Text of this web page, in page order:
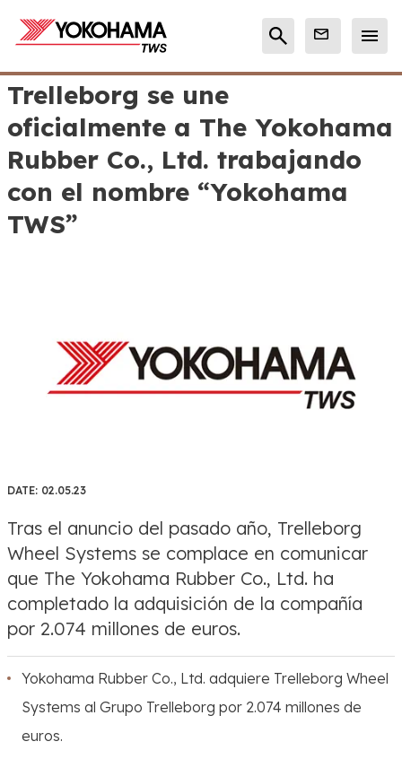
Trelleborg se une
oficialmente a The Yokohama
Rubber Co., Ltd. trabajando
con el nombre “Yokohama
TWS”
DATE: 02.05.23
Tras el anuncio del pasado año, Trelleborg
Wheel Systems se complace en comunicar
que The Yokohama Rubber Co., Ltd. ha
completado la adquisición de la compañía
por 2.074 millones de euros.
Yokohama Rubber Co., Ltd. adquiere Trelleborg Wheel
Systems al Grupo Trelleborg por 2.074 millones de
euros.